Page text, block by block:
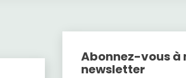
Abonnez-vous à
newsletter